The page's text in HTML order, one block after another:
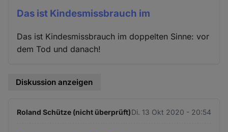
Das ist Kindesmissbrauch im
Das ist Kindesmissbrauch im doppelten Sinne: vor
dem Tod und danach!
Diskussion anzeigen
Roland Schütze (nicht überprüft)Di. 13 Okt 2020 - 20:54